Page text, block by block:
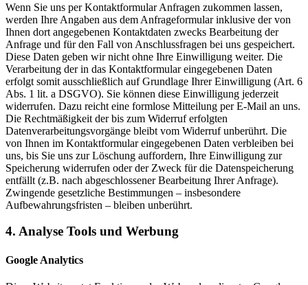
Wenn Sie uns per Kontaktformular Anfragen zukommen lassen,
werden Ihre Angaben aus dem Anfrageformular inklusive der von
Ihnen dort angegebenen Kontaktdaten zwecks Bearbeitung der
Anfrage und für den Fall von Anschlussfragen bei uns gespeichert.
Diese Daten geben wir nicht ohne Ihre Einwilligung weiter. Die
Verarbeitung der in das Kontaktformular eingegebenen Daten
erfolgt somit ausschließlich auf Grundlage Ihrer Einwilligung (Art. 6
Abs. 1 lit. a DSGVO). Sie können diese Einwilligung jederzeit
widerrufen. Dazu reicht eine formlose Mitteilung per E-Mail an uns.
Die Rechtmäßigkeit der bis zum Widerruf erfolgten
Datenverarbeitungsvorgänge bleibt vom Widerruf unberührt. Die
von Ihnen im Kontaktformular eingegebenen Daten verbleiben bei
uns, bis Sie uns zur Löschung auffordern, Ihre Einwilligung zur
Speicherung widerrufen oder der Zweck für die Datenspeicherung
entfällt (z.B. nach abgeschlossener Bearbeitung Ihrer Anfrage).
Zwingende gesetzliche Bestimmungen – insbesondere
Aufbewahrungsfristen – bleiben unberührt.
4. Analyse Tools und Werbung
Google Analytics